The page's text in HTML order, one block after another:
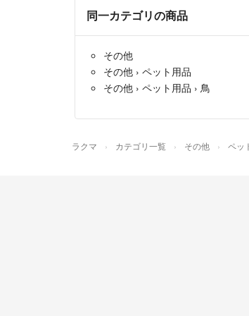
同一カテゴリの商品
その他
その他 › ペット用品
その他 › ペット用品 › 鳥
ラクマ カテゴリ一覧 その他 ペッ